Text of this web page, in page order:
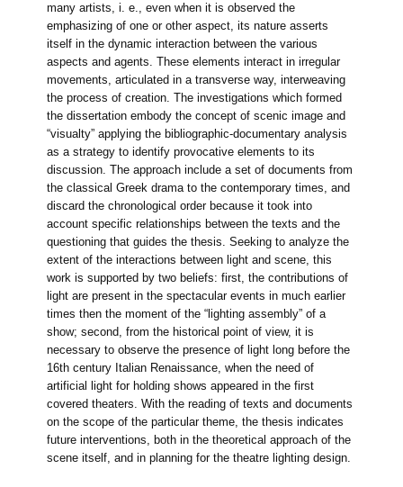
many artists, i. e., even when it is observed the
emphasizing of one or other aspect, its nature asserts
itself in the dynamic interaction between the various
aspects and agents. These elements interact in irregular
movements, articulated in a transverse way, interweaving
the process of creation. The investigations which formed
the dissertation embody the concept of scenic image and
“visualty” applying the bibliographic-documentary analysis
as a strategy to identify provocative elements to its
discussion. The approach include a set of documents from
the classical Greek drama to the contemporary times, and
discard the chronological order because it took into
account specific relationships between the texts and the
questioning that guides the thesis. Seeking to analyze the
extent of the interactions between light and scene, this
work is supported by two beliefs: first, the contributions of
light are present in the spectacular events in much earlier
times then the moment of the “lighting assembly” of a
show; second, from the historical point of view, it is
necessary to observe the presence of light long before the
16th century Italian Renaissance, when the need of
artificial light for holding shows appeared in the first
covered theaters. With the reading of texts and documents
on the scope of the particular theme, the thesis indicates
future interventions, both in the theoretical approach of the
scene itself, and in planning for the theatre lighting design.